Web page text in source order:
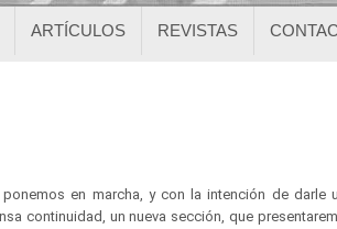
ARTÍCULOS REVISTAS
ponemos en marcha, y con la intención de darle
continuidad, un nueva sección, que